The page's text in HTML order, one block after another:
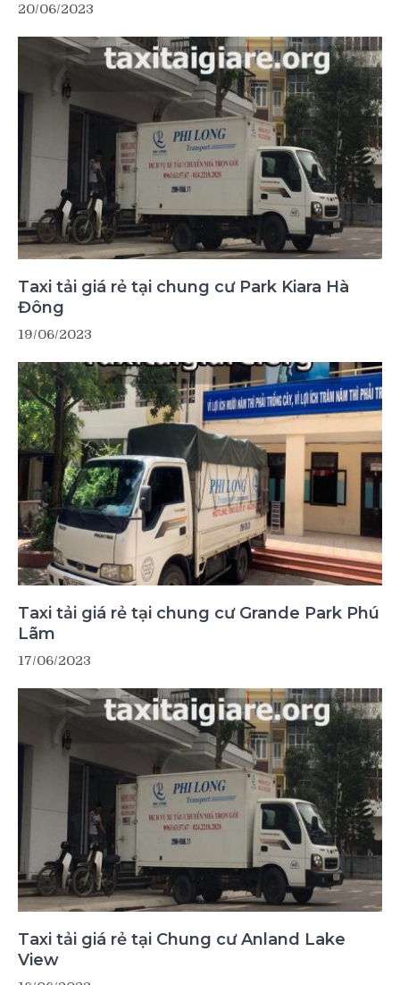
20/06/2023
Taxi tải giá rẻ tại chung cư Park Kiara Hà
Đông
19/06/2023
Taxi tải giá rẻ tại chung cư Grande Park Phú
Lãm
17/06/2023
Taxi tải giá rẻ tại Chung cư Anland Lake
View